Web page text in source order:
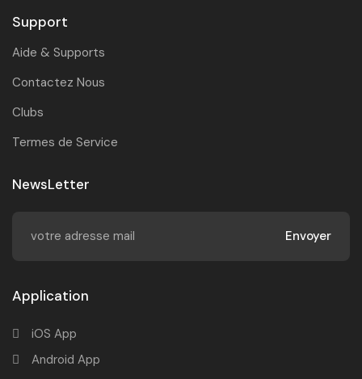
Support
Aide & Supports
Contactez Nous
Clubs
Termes de Service
NewsLetter
Envoyer
Application
iOS App
Android App